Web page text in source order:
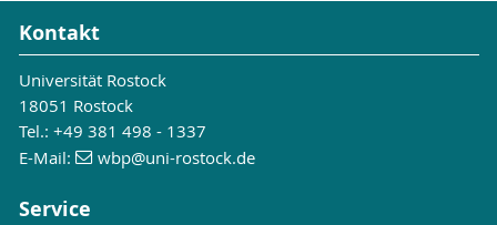
Kontakt
Universität Rostock
18051 Rostock
Tel.: +49 381 498 - 1337
E-Mail:
wbp@uni-rostock.de
Service